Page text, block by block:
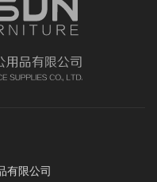
有限公司